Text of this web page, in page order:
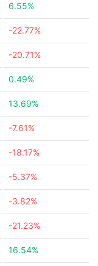
6.55%
-22.77%
-20.71%
0.49%
13.69%
-7.61%
-18.17%
-5.37%
-3.82%
-21.23%
16.54%